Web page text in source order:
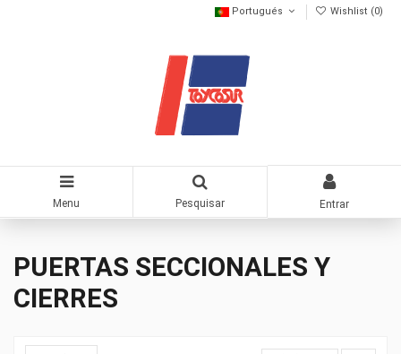
Portugués Wishlist (0)
Menu Pesquisar Entrar
PUERTAS SECCIONALES Y
CIERRES